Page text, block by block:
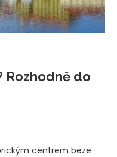
Rozhodně do
centrem beze